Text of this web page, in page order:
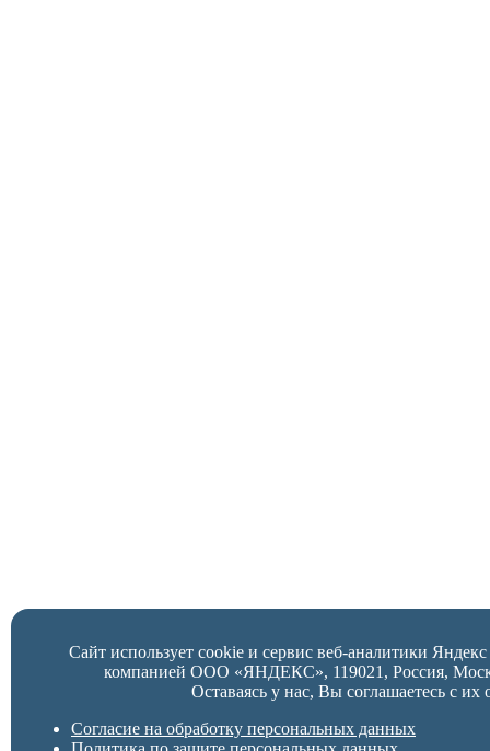
Сайт использует cookie и сервис веб-аналитики
компанией ООО «ЯНДЕКС», 119021, Россия,
Оставаясь у нас, Вы соглашаетесь с их
Согласие на обработку персональных данных